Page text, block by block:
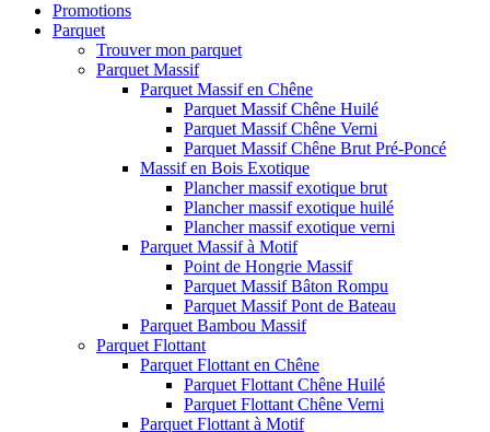
Promotions
Parquet
Trouver mon parquet
Parquet Massif
Parquet Massif en Chêne
Parquet Massif Chêne Huilé
Parquet Massif Chêne Verni
Parquet Massif Chêne Brut Pré-Poncé
Massif en Bois Exotique
Plancher massif exotique brut
Plancher massif exotique huilé
Plancher massif exotique verni
Parquet Massif à Motif
Point de Hongrie Massif
Parquet Massif Bâton Rompu
Parquet Massif Pont de Bateau
Parquet Bambou Massif
Parquet Flottant
Parquet Flottant en Chêne
Parquet Flottant Chêne Huilé
Parquet Flottant Chêne Verni
Parquet Flottant à Motif